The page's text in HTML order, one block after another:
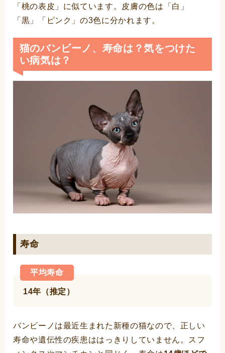
「桃の表皮」に似ています。皮膚の色は「白」
「黒」「ピンク」の3色に分かれます。
猫のバンビーノ、寿命は？気をつけた
い病気は？
寿命
平均寿命
14年（推定）
バンビーノは最近生まれた新種の猫なので、正しい
寿命や遺伝性の疾患ははっきりしていません。スフ